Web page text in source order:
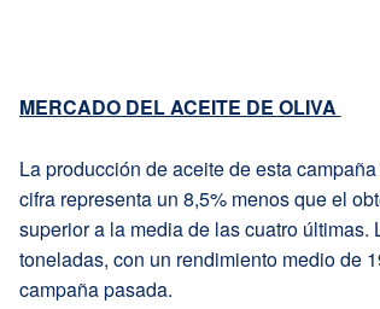
MERCADO DEL ACEITE DE OLIVA
La producción de aceite de esta
cifra representa un 8,5% menos que el
superior a la media de las cuatro
toneladas, con un rendimiento medio de
campaña pasada.